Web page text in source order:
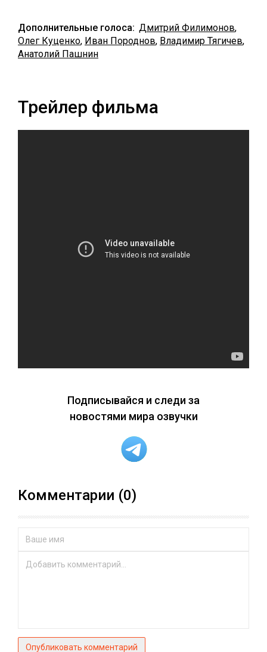
Дополнительные голоса: Дмитрий Филимонов,
Олег Куценко, Иван Породнов, Владимир Тягичев,
Анатолий Пашнин
Трейлер фильма
Подписывайся и следи за
новостями мира озвучки
Комментарии (0)
Опубликовать комментарий